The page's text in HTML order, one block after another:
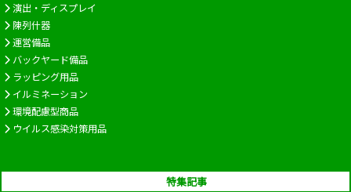
演出・ディスプレイ
陳列什器
運営備品
バックヤード備品
ラッピング用品
イルミネーション
環境配慮型商品
ウイルス感染対策用品
特集記事